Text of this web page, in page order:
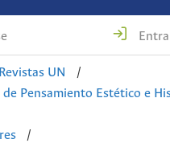
UN
/
de Pensamiento Estético e
/